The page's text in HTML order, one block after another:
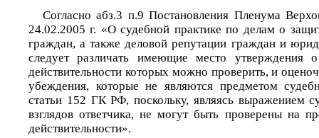
Согласно абз.3 п.9 Постановления Пленума
24.02.2005 г. «О судебной практике по делам о
граждан, а также деловой репутации граждан и
следует различать имеющие место утверждения о
действительности которых можно проверить, и
убеждения, которые не являются предметом
статьи 152 ГК РФ, поскольку, являясь выражением
взглядов ответчика, не могут быть проверены на
действительности».